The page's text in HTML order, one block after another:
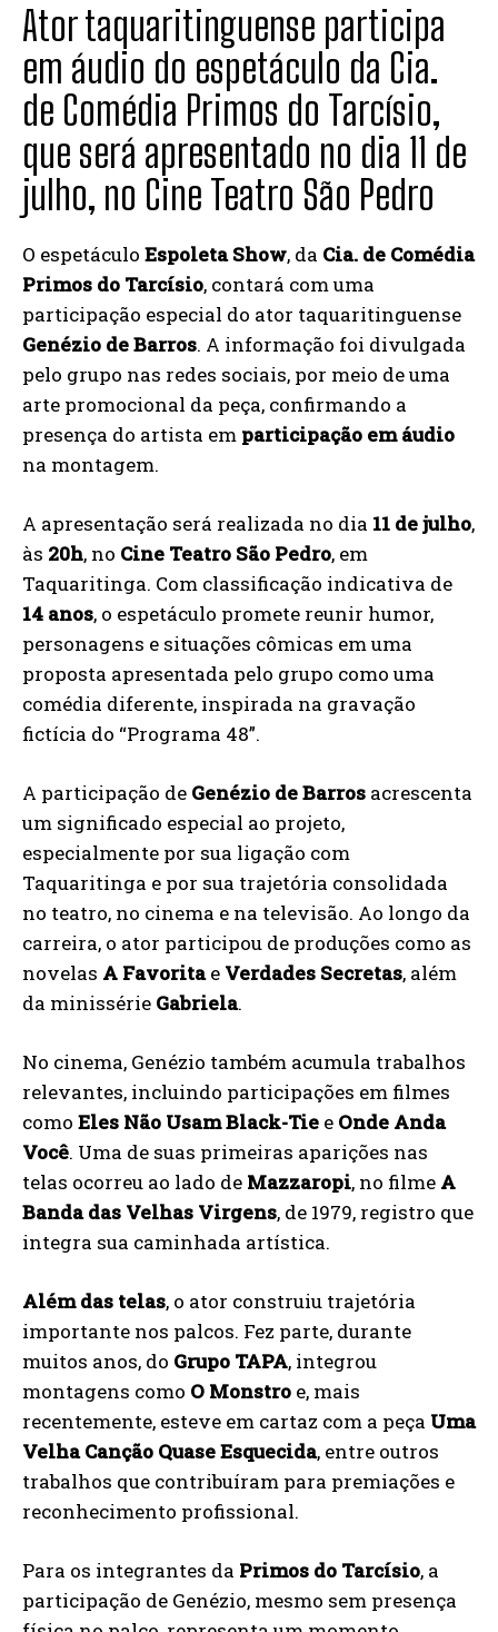
Ator taquaritinguense participa
em áudio do espetáculo da Cia.
de Comédia Primos do Tarcísio,
que será apresentado no dia 11 de
julho, no Cine Teatro São Pedro
O espetáculo Espoleta Show, da Cia. de Comédia
Primos do Tarcísio, contará com uma
participação especial do ator taquaritinguense
Genézio de Barros. A informação foi divulgada
pelo grupo nas redes sociais, por meio de uma
arte promocional da peça, confirmando a
presença do artista em participação em áudio
na montagem.
A apresentação será realizada no dia 11 de julho,
às 20h, no Cine Teatro São Pedro, em
Taquaritinga. Com classificação indicativa de
14 anos, o espetáculo promete reunir humor,
personagens e situações cômicas em uma
proposta apresentada pelo grupo como uma
comédia diferente, inspirada na gravação
fictícia do “Programa 48”.
A participação de Genézio de Barros acrescenta
um significado especial ao projeto,
especialmente por sua ligação com
Taquaritinga e por sua trajetória consolidada
no teatro, no cinema e na televisão. Ao longo da
carreira, o ator participou de produções como as
novelas A Favoritae Verdades Secretas, além
da minissérie Gabriela.
No cinema, Genézio também acumula trabalhos
relevantes, incluindo participações em filmes
como Eles Não Usam Black-Tie e Onde Anda
Você. Uma de suas primeiras aparições nas
telas ocorreu ao lado de Mazzaropi, no filme A
Banda das Velhas Virgens, de 1979, registro que
integra sua caminhada artística.
Além das telas, o ator construiu trajetória
importante nos palcos. Fez parte, durante
muitos anos, do Grupo TAPA, integrou
montagens como O Monstro e, mais
recentemente, esteve em cartaz com a peça Uma
Velha Canção Quase Esquecida, entre outros
trabalhos que contribuíram para premiações e
reconhecimento profissional.
Para os integrantes da Primos do Tarcísio, a
participação de Genézio, mesmo sem presença